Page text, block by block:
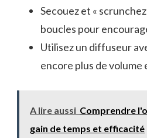
Secouez et «
boucles pour
Utilisez un diffuseur
encore plus de
A lire aussi Comprendre
gain de temps et efficacité